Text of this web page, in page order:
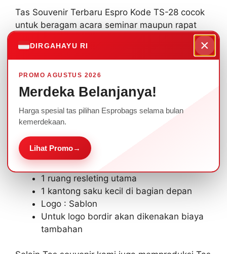
Tas Souvenir Terbaru Espro Kode TS-28 cocok
untuk beragam acara seminar maupun rapat
Ada beragam pilihan warna yang bisa dipilih
sesuai dengan tema, dan ditambahkan logo
sablon/bordir.
Spesifikasi Tas Souvenir Terbaru Espro Kode
TS-28 :
Ukuran : 36 x 27 cm
Warna : 1 warna pilihan anda
1 ruang resleting utama
1 kantong saku kecil di bagian depan
Logo : Sablon
Untuk logo bordir akan dikenakan biaya
tambahan
DIRGAHAYU RI ×
PROMO AGUSTUS 2026
Merdeka Belanjanya!
Harga spesial tas pilihan Esprobags selama bulan
kemerdekaan.
Lihat Promo→